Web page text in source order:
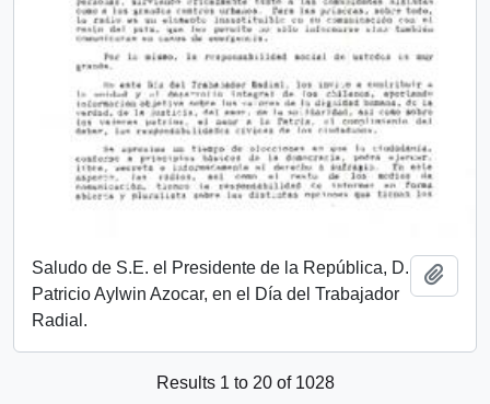
Saludo de S.E. el Presidente de la República, D.
Patricio Aylwin Azocar, en el Día del Trabajador
Radial.
Results 1 to 20 of 1028